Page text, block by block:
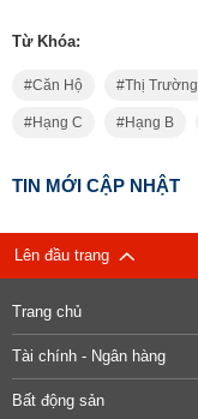
Từ Khóa:
Căn Hộ Thị Trường
Hạng C Hạng B
TIN MỚI CẬP NHẬT
Lên đầu trang
Trang chủ
Tài chính - Ngân hàng
Bất động sản